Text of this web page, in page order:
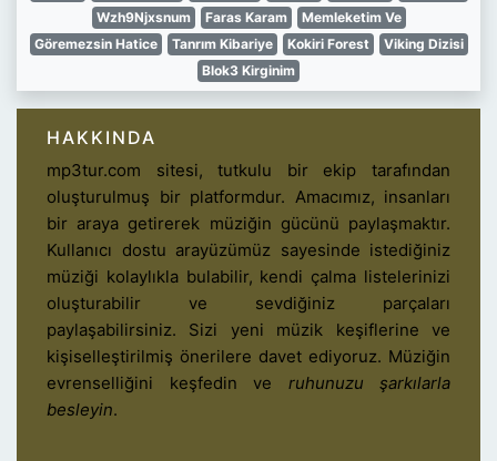
Wzh9Njxsnum
Faras Karam
Memleketim Ve
Göremezsin Hatice
Tanrım Kibariye Kokiri Forest
Viking Dizisi
Blok3 Kirginim
HAKKINDA
mp3tur.com sitesi, tutkulu bir ekip tarafından
oluşturulmuş bir platformdur. Amacımız, insanları
bir araya getirerek müziğin gücünü paylaşmaktır.
Kullanıcı dostu arayüzümüz sayesinde istediğiniz
müziği kolaylıkla bulabilir, kendi çalma listelerinizi
oluşturabilir ve sevdiğiniz parçaları
paylaşabilirsiniz. Sizi yeni müzik keşiflerine ve
kişiselleştirilmiş önerilere davet ediyoruz. Müziğin
evrenselliğini keşfedin ve ruhunuzu şarkılarla
besleyin.